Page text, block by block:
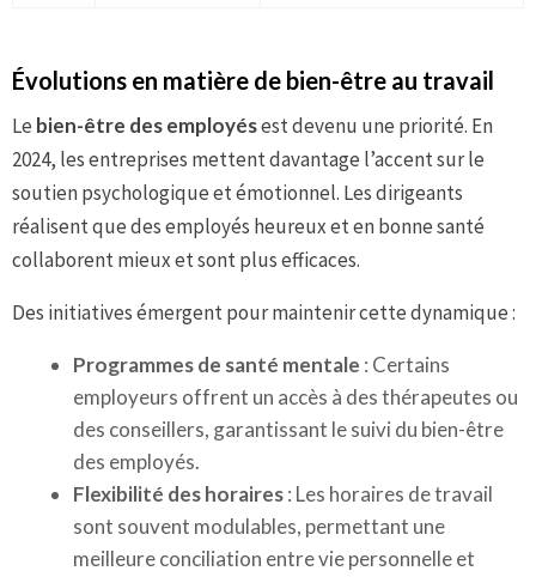
Évolutions en matière de bien-être au travail
Le bien-être des employésest devenu une priorité. En
2024, les entreprises mettent davantage l’accent sur le
soutien psychologique et émotionnel. Les dirigeants
réalisent que des employés heureux et en bonne santé
collaborent mieux et sont plus efficaces.
Des initiatives émergent pour maintenir cette dynamique :
Programmes de santé mentale : Certains
employeurs offrent un accès à des thérapeutes ou
des conseillers, garantissant le suivi du bien-être
des employés.
Flexibilité des horaires: Les horaires de travail
sont souvent modulables, permettant une
meilleure conciliation entre vie personnelle et